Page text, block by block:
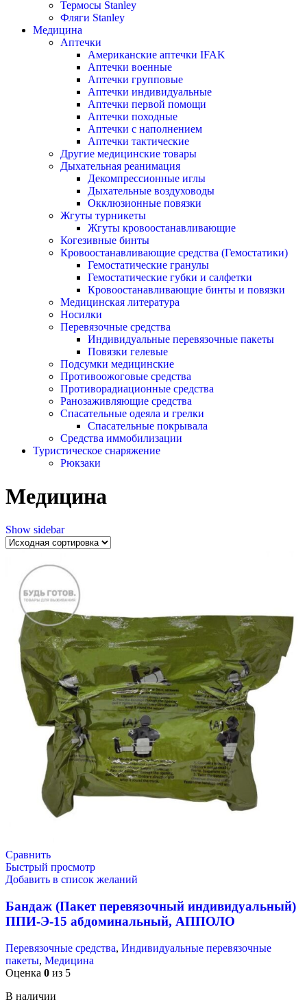
Термосы Stanley
Фляги Stanley
Медицина
Аптечки
Американские аптечки IFAK
Аптечки военные
Аптечки групповые
Аптечки индивидуальные
Аптечки первой помощи
Аптечки походные
Аптечки с наполнением
Аптечки тактические
Другие медицинские товары
Дыхательная реанимация
Декомпрессионные иглы
Дыхательные воздуховоды
Окклюзионные повязки
Жгуты турникеты
Жгуты кровоостанавливающие
Когезивные бинты
Кровоостанавливающие средства (Гемостатики)
Гемостатические гранулы
Гемостатические губки и салфетки
Кровоостанавливающие бинты и повязки
Медицинская литература
Носилки
Перевязочные средства
Индивидуальные перевязочные пакеты
Повязки гелевые
Подсумки медицинские
Противоожоговые средства
Противорадиационные средства
Ранозаживляющие средства
Спасательные одеяла и грелки
Спасательные покрывала
Средства иммобилизации
Туристическое снаряжение
Рюкзаки
Медицина
Show sidebar
Сравнить
Быстрый просмотр
Добавить в список желаний
Бандаж (Пакет перевязочный индивидуальный)
ППИ-Э-15 абдоминальный, АППОЛО
Перевязочные средства, Индивидуальные перевязочные
пакеты, Медицина
Оценка 0 из 5
В наличии